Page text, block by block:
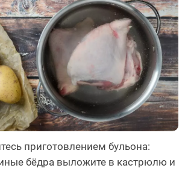
приготовлением бульона:
бёдра выложите в кастрюлю и